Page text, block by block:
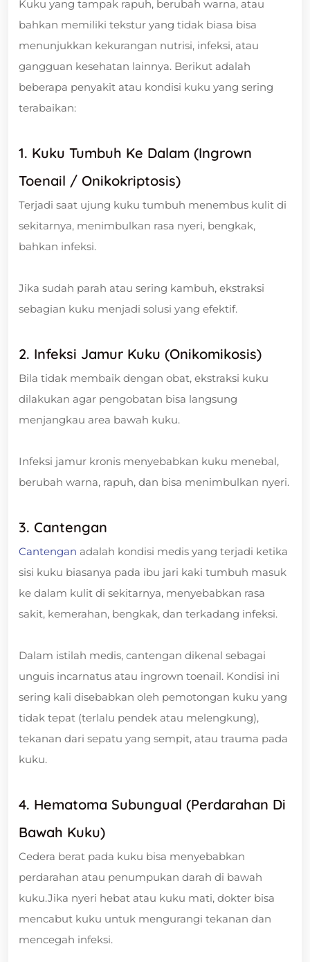
Kuku yang tampak rapuh, berubah warna, atau
bahkan memiliki tekstur yang tidak biasa bisa
menunjukkan kekurangan nutrisi, infeksi, atau
gangguan kesehatan lainnya. Berikut adalah
beberapa penyakit atau kondisi kuku yang sering
terabaikan:
1. Kuku Tumbuh Ke Dalam (Ingrown
Toenail / Onikokriptosis)
Terjadi saat ujung kuku tumbuh menembus kulit di
sekitarnya, menimbulkan rasa nyeri, bengkak,
bahkan infeksi.
Jika sudah parah atau sering kambuh, ekstraksi
sebagian kuku menjadi solusi yang efektif.
2. Infeksi Jamur Kuku (Onikomikosis)
Bila tidak membaik dengan obat, ekstraksi kuku
dilakukan agar pengobatan bisa langsung
menjangkau area bawah kuku.
Infeksi jamur kronis menyebabkan kuku menebal,
berubah warna, rapuh, dan bisa menimbulkan nyeri.
3. Cantengan
Cantengan adalah kondisi medis yang terjadi ketika
sisi kuku biasanya pada ibu jari kaki tumbuh masuk
ke dalam kulit di sekitarnya, menyebabkan rasa
sakit, kemerahan, bengkak, dan terkadang infeksi.
Dalam istilah medis, cantengan dikenal sebagai
unguis incarnatus atau ingrown toenail. Kondisi ini
sering kali disebabkan oleh pemotongan kuku yang
tidak tepat (terlalu pendek atau melengkung),
tekanan dari sepatu yang sempit, atau trauma pada
kuku.
4. Hematoma Subungual (Perdarahan Di
Bawah Kuku)
Cedera berat pada kuku bisa menyebabkan
perdarahan atau penumpukan darah di bawah
kuku.Jika nyeri hebat atau kuku mati, dokter bisa
mencabut kuku untuk mengurangi tekanan dan
mencegah infeksi.